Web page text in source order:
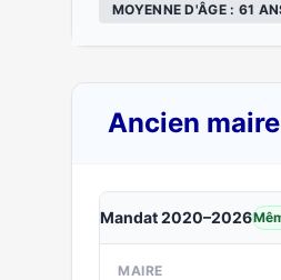
MOYENNE D'ÂGE : 61
Ancien
Mandat 2020–2026
MAIRE